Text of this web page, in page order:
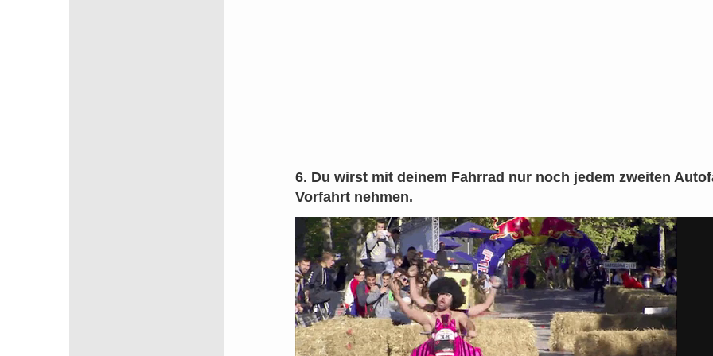
6. Du wirst mit deinem Fahrrad nur noch jedem zweiten
Vorfahrt nehmen.